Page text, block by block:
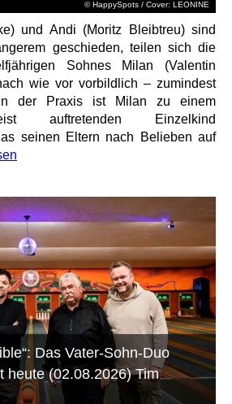
© HappySpots / Cover: LEONINE
und Andi (Moritz Bleibtreu) sind
geschieden, teilen sich die
Sohnes Milan (Valentin
wie vor vorbildlich – zumindest
der Praxis ist Milan zu einem
auftretenden Einzelkind
seinen Eltern nach Belieben auf
Das Vater-Sohn-Duo
heute (02.08.2026) Tim